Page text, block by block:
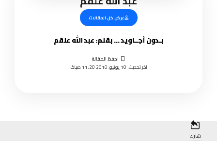
عرض كل المقالات
بـدون أجــاويد … بقلم: عبد الله علقم
اخر تحديث: 10 يونيو, 2010 11:20 صباحًا
شارك